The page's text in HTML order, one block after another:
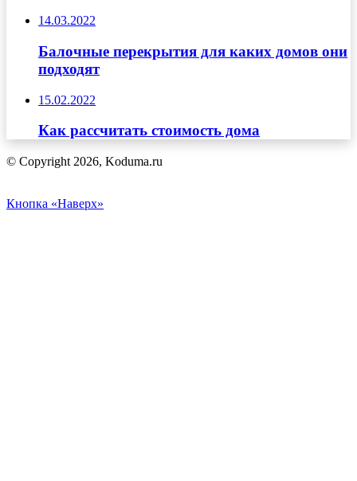
14.03.2022
Балочные перекрытия для каких домов они
подходят
15.02.2022
Как рассчитать стоимость дома
© Copyright 2026, Koduma.ru
Кнопка «Наверх»